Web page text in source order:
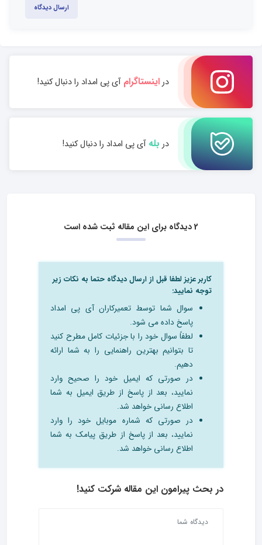
ارسال دیدگاه
دراینستاگرامآی پی امداد را دنبال کنید!
در بلهآی پی امداد را دنبال کنید!
2 دیدگاه برای این مقاله ثبت شده است
کاربر عزیز لطفا قبل از ارسال دیدگاه حتما به نکات زیر
توجه نمایید:
سوال شما توسط تعمیرکاران آی پی امداد
پاسخ داده می شود.
لطفاً سوال خود را با جزئیات کامل مطرح کنید
تا بتوانیم بهترین راهنمایی را به شما ارائه
دهیم.
در صورتی که ایمیل خود را صحیح وارد
نمایید، بعد از پاسخ از طریق ایمیل به شما
اطلاع رسانی خواهد شد.
در صورتی که شماره موبایل خود را وارد
نمایید، بعد از پاسخ از طریق پیامک به شما
اطلاع رسانی خواهد شد.
در بحث‌ پیرامون این مقاله شرکت کنید!